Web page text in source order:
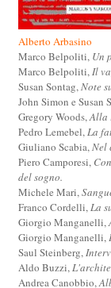
Alberto Arbasino
Marco Belpoliti, Un
Marco Belpoliti,Il
Susan Sontag,Note
John Simon e Susan
Gregory Woods,Alla
Pedro Lemebel,La
Giuliano Scabia,Nel
Piero Camporesi,
del sogno.
Michele Mari,
Franco Cordelli,La
Giorgio Manganelli,
Giorgio Manganelli,
Saul Steinberg,
Aldo Buzzi,
Andrea Canobbio,